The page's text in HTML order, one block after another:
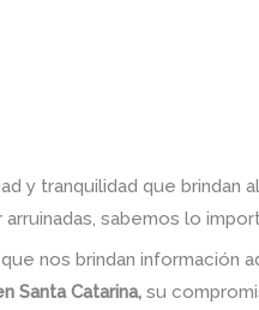
y tranquilidad que brindan
sabemos lo
nos brindan información
Santa Catarina,su